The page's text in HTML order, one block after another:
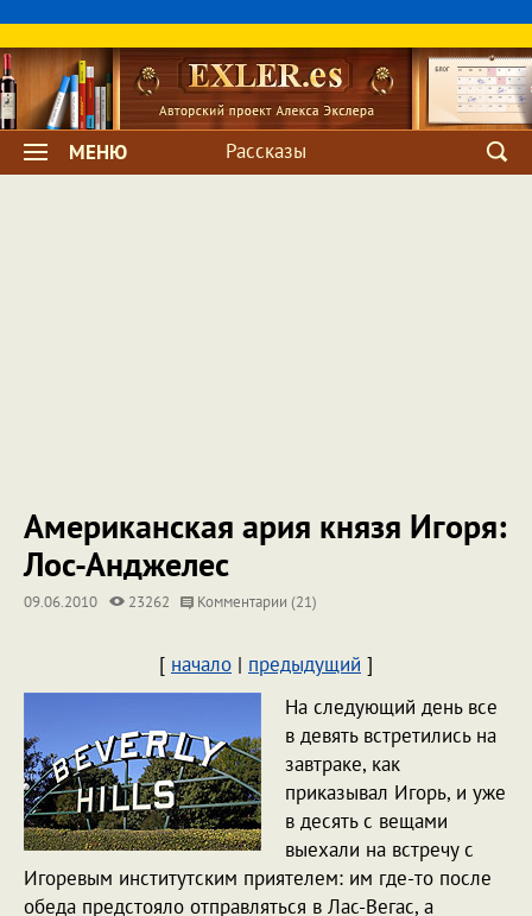
МЕНЮ Рассказы
Американская ария князя Игоря:
Лос-Анджелес
09.06.2010 23262 Комментарии (21)
[ начало | предыдущий ]
На следующий день все
в девять встретились на
завтраке, как
приказывал Игорь, и уже
в десять с вещами
выехали на встречу с
Игоревым институтским приятелем: им где-то после
обеда предстояло отправляться в Лас-Вегас, а